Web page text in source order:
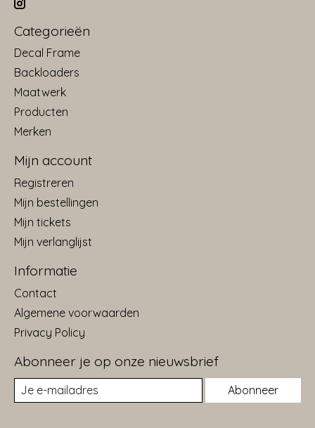
Categorieën
Decal Frame
Backloaders
Maatwerk
Producten
Merken
Mijn account
Registreren
Mijn bestellingen
Mijn tickets
Mijn verlanglijst
Informatie
Contact
Algemene voorwaarden
Privacy Policy
Abonneer je op onze nieuwsbrief
Abonneer